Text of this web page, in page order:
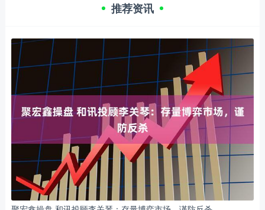
推荐资讯